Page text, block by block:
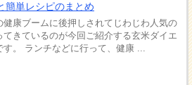
簡単レシピのまとめ
健康ブームに後押しされてじわじわ人気の
てきているのが今回ご紹介する玄米ダイエ
す。 ランチなどに行って、健康 ...